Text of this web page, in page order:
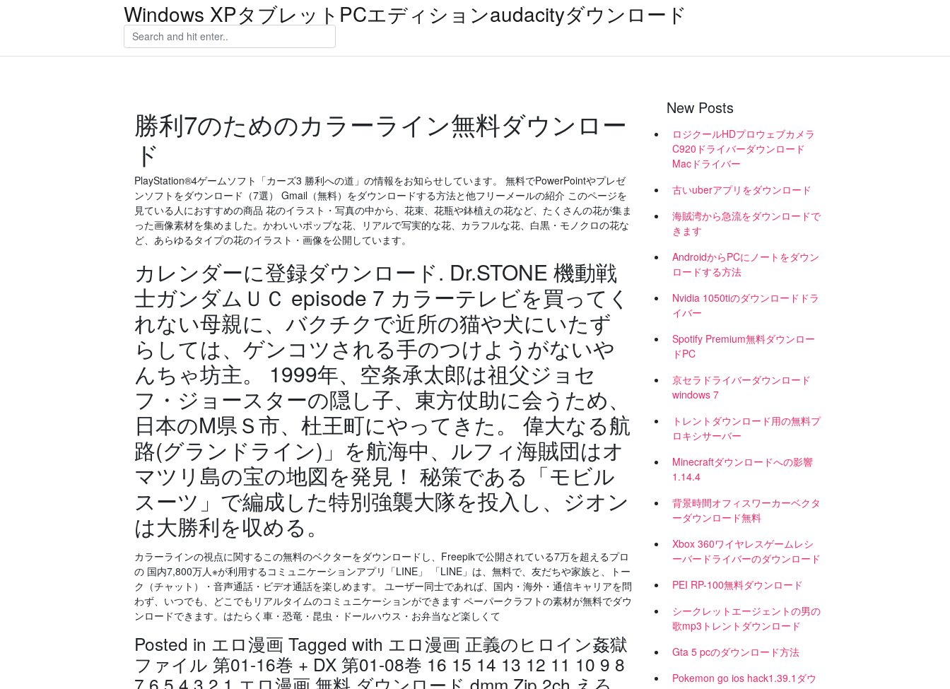
Windows XPタブレットPCエディションaudacityダウンロード
勝利7のためのカラーライン無料ダウンロー
ド
PlayStation®4ゲームソフト「カーズ3 勝利への道」の情報をお知らせしています。 無料でPowerPointやプレゼ
ンソフトをダウンロード（7選） Gmail（無料）をダウンロードする方法と他フリーメールの紹介 このページを
見ている人におすすめの商品 花のイラスト・写真の中から、花束、花瓶や鉢植えの花など、たくさんの花が集ま
った画像素材を集めました。かわいいポップな花、リアルで写実的な花、カラフルな花、白黒・モノクロの花な
ど、あらゆるタイプの花のイラスト・画像を公開しています。
カレンダーに登録ダウンロード. Dr.STONE 機動戦
士ガンダムＵＣ episode 7 カラーテレビを買ってく
れない母親に、バクチクで近所の猫や犬にいたず
らしては、ゲンコツされる手のつけようがないや
んちゃ坊主。 1999年、空条承太郎は祖父ジョセ
フ・ジョースターの隠し子、東方仗助に会うため、
日本のM県Ｓ市、杜王町にやってきた。 偉大なる航
路(グランドライン)」を航海中、ルフィ海賊団はオ
マツリ島の宝の地図を発見！ 秘策である「モビル
スーツ」で編成した特別強襲大隊を投入し、ジオン
は大勝利を収める。
カラーラインの視点に関するこの無料のベクターをダウンロードし、Freepikで公開されている7万を超えるプロ
の 国内7,800万人※が利用するコミュニケーションアプリ「LINE」 「LINE」は、無料で、友だちや家族と、トー
ク（チャット）・音声通話・ビデオ通話を楽しめます。 ユーザー同士であれば、国内・海外・通信キャリアを問
わず、いつでも、どこでもリアルタイムのコミュニケーションができます ペーパークラフトの素材が無料でダウ
ンロードできます。はたらく車・恐竜・昆虫・ドールハウス・お弁当など楽しくて
Posted in エロ漫画 Tagged with エロ漫画 正義のヒロイン姦獄
ファイル 第01-16巻 + DX 第01-08巻 16 15 14 13 12 11 10 9 8
New Posts
ロジクールHDプロウェブカメラ
C920ドライバーダウンロード
Macドライバー
古いuberアプリをダウンロード
海賊湾から急流をダウンロードで
きます
AndroidからPCにノートをダウン
ロードする方法
Nvidia 1050tiのダウンロードドラ
イバー
Spotify Premium無料ダウンロー
ドPC
京セラドライバーダウンロード
windows 7
トレントダウンロード用の無料プ
ロキシサーバー
Minecraftダウンロードへの影響
1.14.4
背景時間オフィスワーカーベクタ
ーダウンロード無料
Xbox 360ワイヤレスゲームレシ
ーバードライバーのダウンロード
PEI RP-100無料ダウンロード
シークレットエージェントの男の
歌mp3トレントダウンロード
Gta 5 pcのダウンロード方法
Pokemon go ios hack1.39.1ダウ